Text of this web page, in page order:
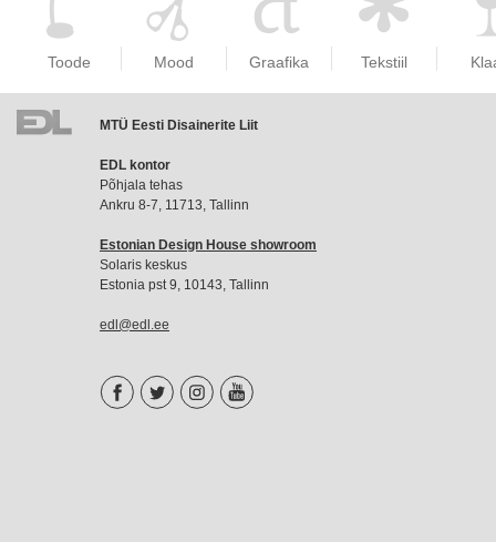
Toode Mood Graafika Tekstiil
liikmemaks
MTÜ Eesti Disainerite Liit
EDL kontor
Põhjala tehas
Ankru 8-7, 11713, Tallinn
Estonian Design House showroom
Solaris keskus
Estonia pst 9, 10143, Tallinn
edl@edl.ee